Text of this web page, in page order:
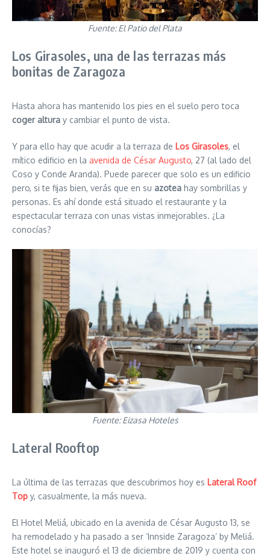
Fuente: El Patio del Plata
Los Girasoles, una de las terrazas más
bonitas de Zaragoza
Hasta ahora has mantenido los pies en el suelo pero toca
coger altura y cambiar el punto de vista.
Y para ello hay que acudir a la terraza de Los Girasoles, el
mítico edificio en la avenida de César Augusto, 27 (al lado del
Coso y Conde Aranda). Puede parecer que solo es un edificio
pero, si te fijas bien, verás que en su azotea hay sombrillas y
personas. Es ahí donde está situado el restaurante y la
espectacular terraza con unas vistas inmejorables. ¿La
conocías?
Fuente: Eizasa Hoteles
Lateral Rooftop
La última de las terrazas que descubrimos hoy es Lateral Roof
Top y, casualmente, la más nueva.
El Hotel Meliá, ubicado en la avenida de César Augusto 13, se
ha remodelado y ha pasado a ser ‘Innside Zaragoza’ by Meliá.
Este hotel se inauguró el 13 de diciembre de 2019 y cuenta con